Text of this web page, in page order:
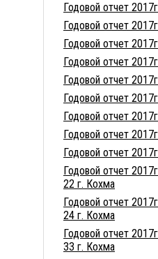
Годовой отчет
Годовой отчет
Годовой отчет
Годовой отчет
Годовой отчет
Годовой отчет
Годовой отчет
Годовой отчет
Годовой отчет
Годовой отчет
22 г. Кохма
Годовой отчет
24 г. Кохма
Годовой отчет
33 г. Кохма